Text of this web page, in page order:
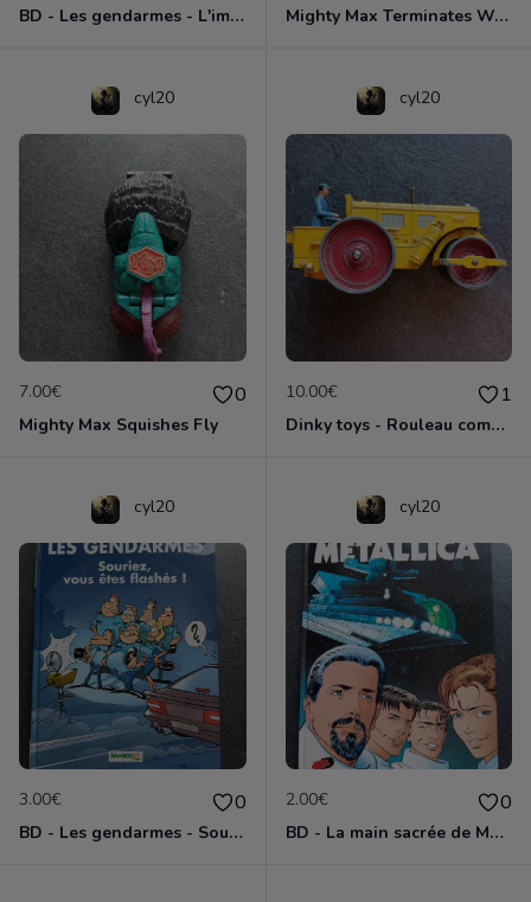
BD - Les gendarmes - L'imitation de vitesse - Tome 14 Mighty Max Terminates Wolfship 7
cyl20
7.00€ 0
Mighty Max Squishes Fly
cyl20
10.00€ 1
Dinky toys - Rouleau compresseur - Richier 90A
cyl20
3.00€ 0
BD - Les gendarmes - Souriez, vous êtes flashés - Tome 5
cyl20
2.00€ 0
BD - La main sacrée de Metallica